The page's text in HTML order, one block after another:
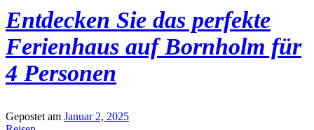
Entdecken Sie das perfekte
Ferienhaus auf Bornholm für
4 Personen
Gepostet am Januar 2, 2025